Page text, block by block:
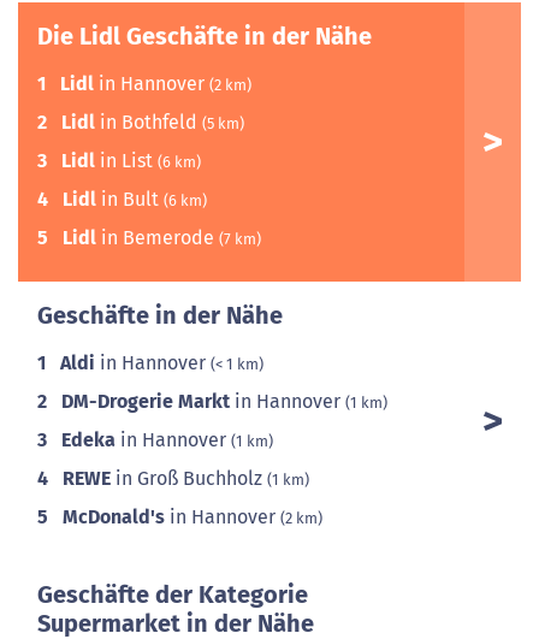
Die Lidl Geschäfte in der Nähe
1 Lidl in Hannover (2 km)
2 Lidl in Bothfeld (5 km)
3 Lidl in List (6 km)
4 Lidl in Bult (6 km)
5 Lidl in Bemerode (7 km)
Geschäfte in der Nähe
1 Aldi in Hannover (< 1 km)
2 DM-Drogerie Markt in Hannover (1 km)
3 Edeka in Hannover (1 km)
4 REWE in Groß Buchholz (1 km)
5 McDonald's in Hannover (2 km)
Geschäfte der Kategorie
Supermarket in der Nähe